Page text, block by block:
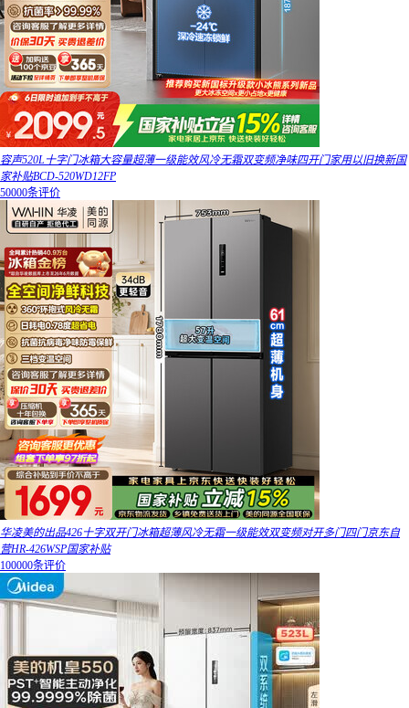
容声520L十字门冰箱大容量超薄一级能效风冷无霜双变频净味四开门家用以旧换新国
家补贴BCD-520WD12FP
50000条评价
华凌美的出品426十字双开门冰箱超薄风冷无霜一级能效双变频对开多门四门京东自
营HR-426WSP国家补贴
100000条评价